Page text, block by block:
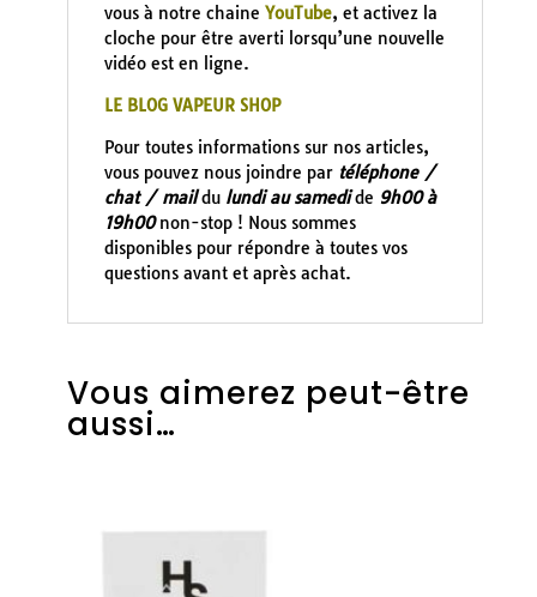
vous à notre chaine YouTube, et activez la
cloche pour être averti lorsqu’une nouvelle
vidéo est en ligne.
LE BLOG VAPEUR SHOP
Pour toutes informations sur nos articles,
vous pouvez nous joindre par téléphone /
chat / maildu lundi au samedide 9h00 à
19h00non-stop ! Nous sommes
disponibles pour répondre à toutes vos
questions avant et après achat.
Vous aimerez peut-être
aussi…